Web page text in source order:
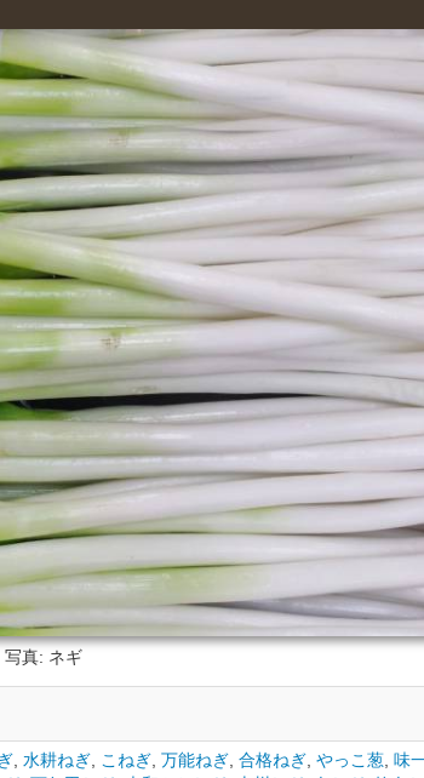
写真: ネギ
水耕ねぎ こねぎ 万能ねぎ 合格ねぎ やっこ葱 味